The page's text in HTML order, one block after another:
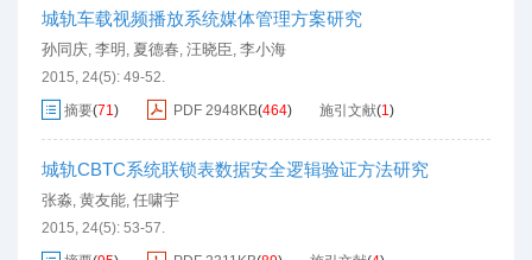
城轨车载视频播放系统媒体管理方案研究
孙同庆 李明 夏德春 汪晓臣 李小海
2015, 24(5): 49-52.
摘要(71 ) PDF 2948KB(464) 施引文献(1 )
城轨CBTC系统联锁表数据安全逻辑验证方法研究
张淼, 黄友能, 任啸宇
2015, 24(5): 53-57.